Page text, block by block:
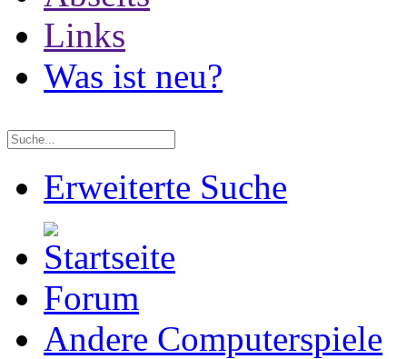
Links
Was ist neu?
Erweiterte Suche
Forum
Andere Computerspiele